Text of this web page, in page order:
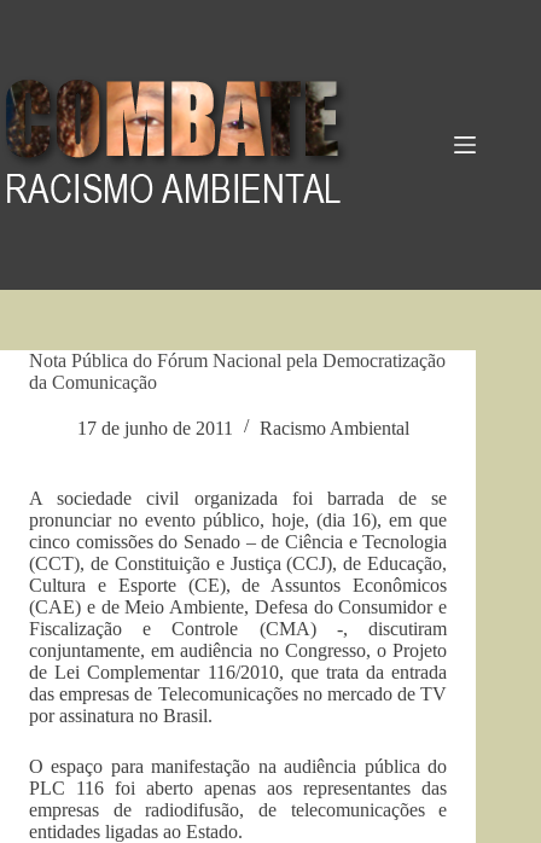
Nota Pública do Fórum Nacional pela Democratização
da Comunicação
17 de junho de 2011 Racismo Ambiental
A sociedade civil organizada foi barrada de se
pronunciar no evento público, hoje, (dia 16), em que
cinco comissões do Senado – de Ciência e Tecnologia
(CCT), de Constituição e Justiça (CCJ), de Educação,
Cultura e Esporte (CE), de Assuntos Econômicos
(CAE) e de Meio Ambiente, Defesa do Consumidor e
Fiscalização e Controle (CMA) -, discutiram
conjuntamente, em audiência no Congresso, o Projeto
de Lei Complementar 116/2010, que trata da entrada
das empresas de Telecomunicações no mercado de TV
por assinatura no Brasil.
O espaço para manifestação na audiência pública do
PLC 116 foi aberto apenas aos representantes das
empresas de radiodifusão, de telecomunicações e
entidades ligadas ao Estado.